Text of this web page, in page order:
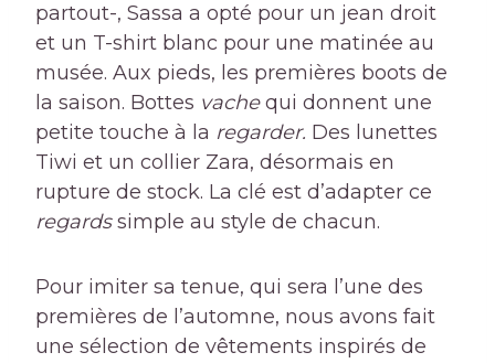
partout-, Sassa a opté pour un jean droit
et un T-shirt blanc pour une matinée au
musée. Aux pieds, les premières boots de
la saison. Bottes vachequi donnent une
petite touche à la regarder. Des lunettes
Tiwi et un collier Zara, désormais en
rupture de stock. La clé est d’adapter ce
regardssimple au style de chacun.
Pour imiter sa tenue, qui sera l’une des
premières de l’automne, nous avons fait
une sélection de vêtements inspirés de